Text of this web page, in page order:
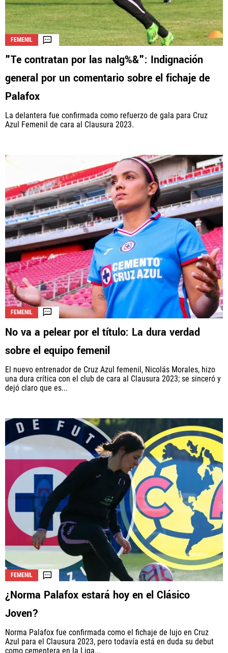
FEMENIL
"Te contratan por las nalg%&": Indignación
general por un comentario sobre el fichaje de
Palafox
La delantera fue confirmada como refuerzo de gala para Cruz
Azul Femenil de cara al Clausura 2023.
FEMENIL
No va a pelear por el título: La dura verdad
sobre el equipo femenil
El nuevo entrenador de Cruz Azul femenil, Nicolás Morales, hizo
una dura crítica con el club de cara al Clausura 2023; se sinceró y
dejó claro que es...
FEMENIL
¿Norma Palafox estará hoy en el Clásico
Joven?
Norma Palafox fue confirmada como el fichaje de lujo en Cruz
Azul para el Clausura 2023, pero todavía está en duda su debut
como cementera en la Liga...